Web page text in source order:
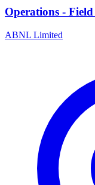
Operations -
ABNL Limited